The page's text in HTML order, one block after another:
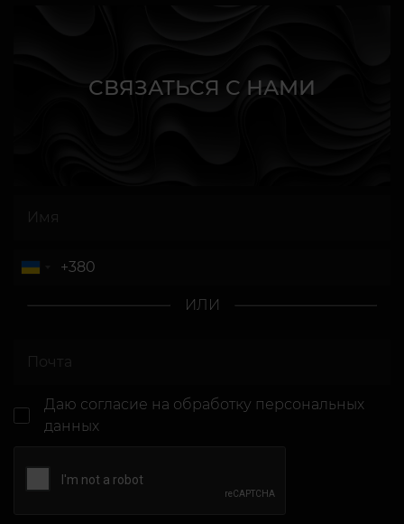
СВЯЗАТЬСЯ С НАМИ
ИЛИ
Даю согласие на обработку персональных
данных